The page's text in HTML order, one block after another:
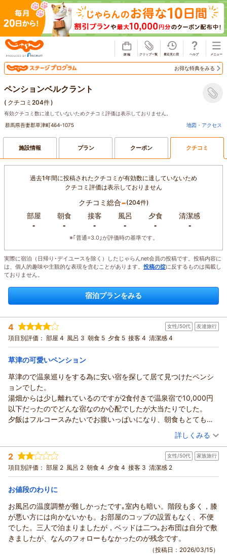
お得な特典をみる
ペンションベルクラント
( クチコミ204件)
有効クチコミ数に達していないためクチコミ評価は表示しておりません。
群馬県吾妻郡草津町464-1075
地図・アクセス
施設情報 プラン クーポン クチコミ
過去1年間に投稿されたクチコミが有効数に達していないため
クチコミ評価は表示しておりません
クチコミ総合-(204件)
部屋
-
朝食
-
接客
-
風呂
-
夕食
-
清潔感
-
※｢普通=3.0｣が評価時の基準です。
実際に宿泊（日帰り･デイユースを除く）したじゃらんnet会員の投稿です。投稿内容に
は、個人的趣味や主観的な表現を含むことがあります。 投稿の掟に反するものは掲載し
ておりません。
宿泊プランをみる
4 女性/50代 友達旅行
項目別評価： 部屋 4 風呂 3 朝食 5 夕食 5 接客 4 清潔感 4
草津の可愛いペンション
草津ので温泉巡りをする為に安い宿を探して居て見つけたペンシ
ョンでした。
湯畑からは少し離れているのですが2食付きで温泉宿で10,000円
以下だったのでどんな宿なのか心配でしたが大当たりでした。
夕飯はフルコースみたいでお腹いっぱいになり、朝食もとてもお
温泉は狭くて露天風呂もあったのですがぬるくてちょっとがっか
りでしたが、翌日ペンションのオーナーから露天風呂の温度が上
がってない事に気付いた丁重にお詫びされましたこちらが恐縮し
てしまいました。
姿を観ながら朝食が食べられたのでとても良い宿でした。
又、草津に行く時はこの宿を予約したいです。
（投稿日：2026/04/01）
宿泊時期： 2026年02月宿泊 (友達旅行)
投稿者： 祝ちゃんさん
宿泊プラン： 温泉三昧プラン《お得な大滝の湯利用券付♪》
朝・夕
宿泊価格帯： 9,001～10,000円(大人一人あたり/税込)
詳しくみる
2 女性/50代 家族旅行
項目別評価： 部屋 2 風呂 2 朝食 4 夕食 4 接客 3 清潔感 2
お値段のわりに
お風呂の温度調整が難しかったです｡室内も暗い。階段も多く，膝
が悪い方には向かないかも。お部屋のコップの設置もなく、不便
でした。三人で泊まりましたが，ベッドは二つ｡お布団は自分で敷
きましたが、なんのフォローもなかったのが残念です。
（投稿日：2026/03/15）